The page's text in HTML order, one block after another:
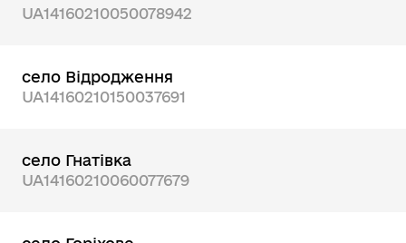
UA14160210050078942
село Відродження
UA14160210150037691
село Гнатівка
UA14160210060077679